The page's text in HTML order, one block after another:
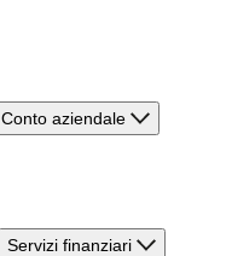
Conto aziendale
Servizi finanziari